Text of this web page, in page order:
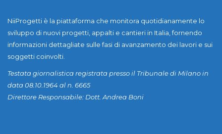
NiiProgetti è la piattaforma che monitora quotidianamente lo
sviluppo di nuovi progetti, appalti e cantieri in Italia, fornendo
informazioni dettagliate sulle fasi di avanzamento dei lavori e sui
soggetti coinvolti.
Testata giornalistica registrata presso il Tribunale di Milano in
data 08.10.1964 al n. 6665
Direttore Responsabile: Dott. Andrea Boni